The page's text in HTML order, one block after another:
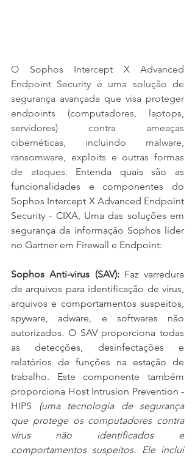
O Sophos Intercept X Advanced
Endpoint Security é uma solução de
segurança avançada que visa proteger
endpoints (computadores, laptops,
servidores) contra ameaças
cibernéticas, incluindo malware,
ransomware, exploits e outras formas
de ataques. Entenda quais são as
funcionalidades e componentes do
Sophos Intercept X Advanced Endpoint
Security - CIXA, Uma das soluções em
segurança da informação Sophos líder
no Gartner em Firewall e Endpoint:
Sophos Anti-virus (SAV): Faz varredura
de arquivos para identificação de vírus,
arquivos e comportamentos suspeitos,
spyware, adware, e softwares não
autorizados. O SAV proporciona todas
as detecções, desinfectações e
relatórios de funções na estação de
trabalho. Este componente também
proporciona Host Intrusion Prevention -
HIPS (uma tecnologia de segurança
que protege os computadores contra
vírus não identificados e
comportamentos suspeitos. Ele inclui